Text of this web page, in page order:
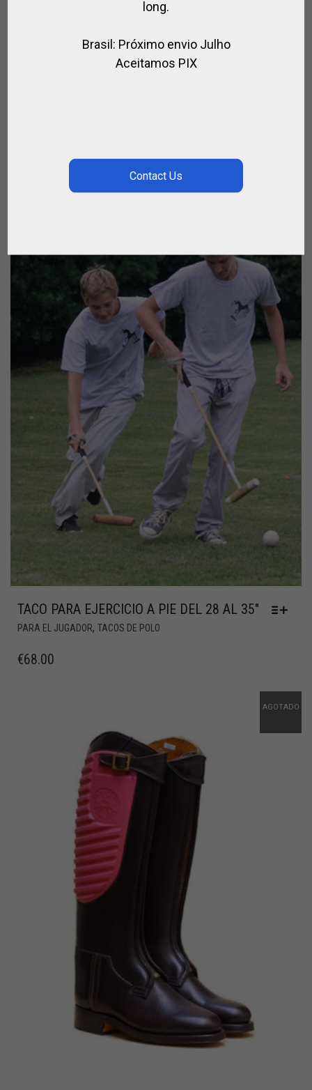
TACO PARA EJERCICIO A PIE DEL 28 AL 35″
PARA EL JUGADOR, TACOS DE POLO
€68.00
AGOTADO
long.
Brasil: Próximo envio Julho
Aceitamos PIX